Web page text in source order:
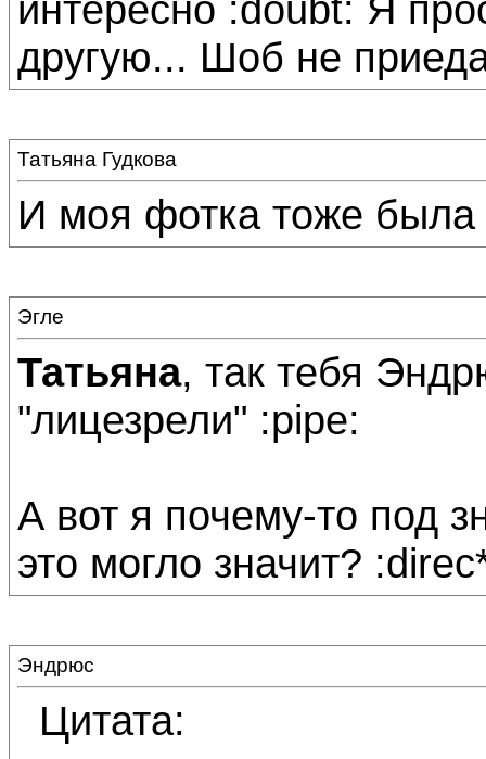
другую... Шоб не
Татьяна Гудкова
И моя фотка тоже была
Эгле
Татьяна, так тебя
"лицезрели" :pipe:
А вот я почему-то под
это могло значит?
Эндрюс
Цитата: